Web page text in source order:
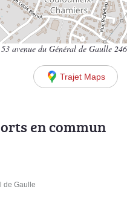
53 avenue du Général de Gaulle
Trajet Maps
en commun
de Gaulle